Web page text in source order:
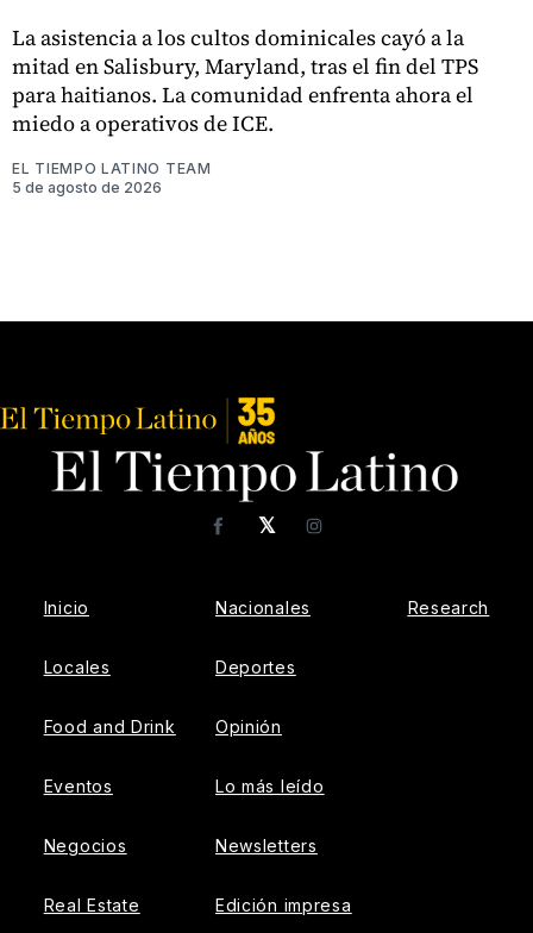
La asistencia a los cultos dominicales cayó a la
mitad en Salisbury, Maryland, tras el fin del TPS
para haitianos. La comunidad enfrenta ahora el
miedo a operativos de ICE.
EL TIEMPO LATINO TEAM
5 de agosto de 2026
𝕏
FacebookInstagram
Inicio
Locales
Food and Drink
Eventos
Negocios
Real Estate
Nacionales
Deportes
Opinión
Lo más leído
Newsletters
Edición impresa
Research